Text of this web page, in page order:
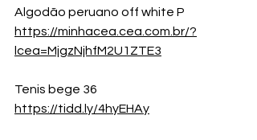
Algodão peruano off white P
https://minhacea.cea.com.br/?
lcea=MjgzNjhfM2U1ZTE3
Tenis bege 36
https://tidd.ly/4hyEHAy